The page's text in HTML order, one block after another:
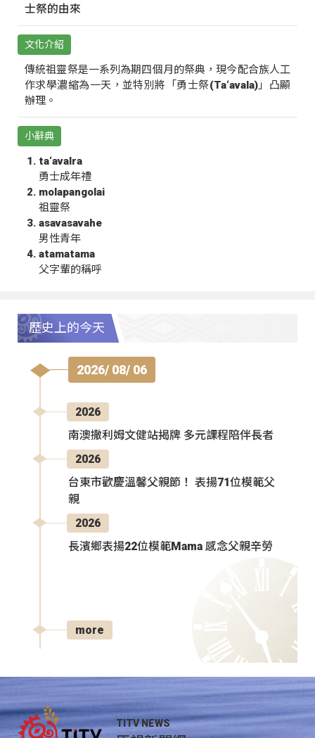
士祭的由來
文化介紹
傳統祖靈祭是一系列為期四個月的祭典，現今配合族人工
作求學濃縮為一天，並特別將「勇士祭(Ta‘avala)」凸顯
辦理。
小辭典
ta‘avalra
勇士成年禮
molapangolai
祖靈祭
asavasavahe
男性青年
atamatama
父字輩的稱呼
歷史上的今天
2026/ 08/ 06
2026
南澳撒利姆文健站揭牌 多元課程陪伴長者
2026
台東市歡慶溫馨父親節！ 表揚71位模範父
親
2026
長濱鄉表揚22位模範Mama 感念父親辛勞
more
TITV NEWS